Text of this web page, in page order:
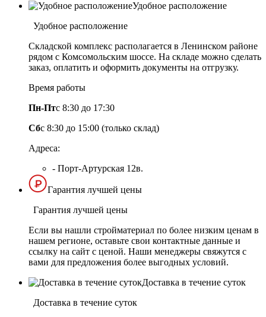
Удобное расположение
Удобное расположение
Складской комплекс располагается в Ленинском районе
рядом с Комсомольским шоссе. На складе можно сделать
заказ, оплатить и оформить документы на отгрузку.
Время работы
Пн-Птс 8:30 до 17:30
Сбс 8:30 до 15:00 (только склад)
Адреса:
- Порт-Артурская 12в.
Гарантия лучшей цены
Гарантия лучшей цены
Если вы нашли стройматериал по более низким ценам в
нашем регионе, оставьте свои контактные данные и
ссылку на сайт с ценой. Наши менеджеры свяжутся с
вами для предложения более выгодных условий.
Доставка в течение суток
Доставка в течение суток